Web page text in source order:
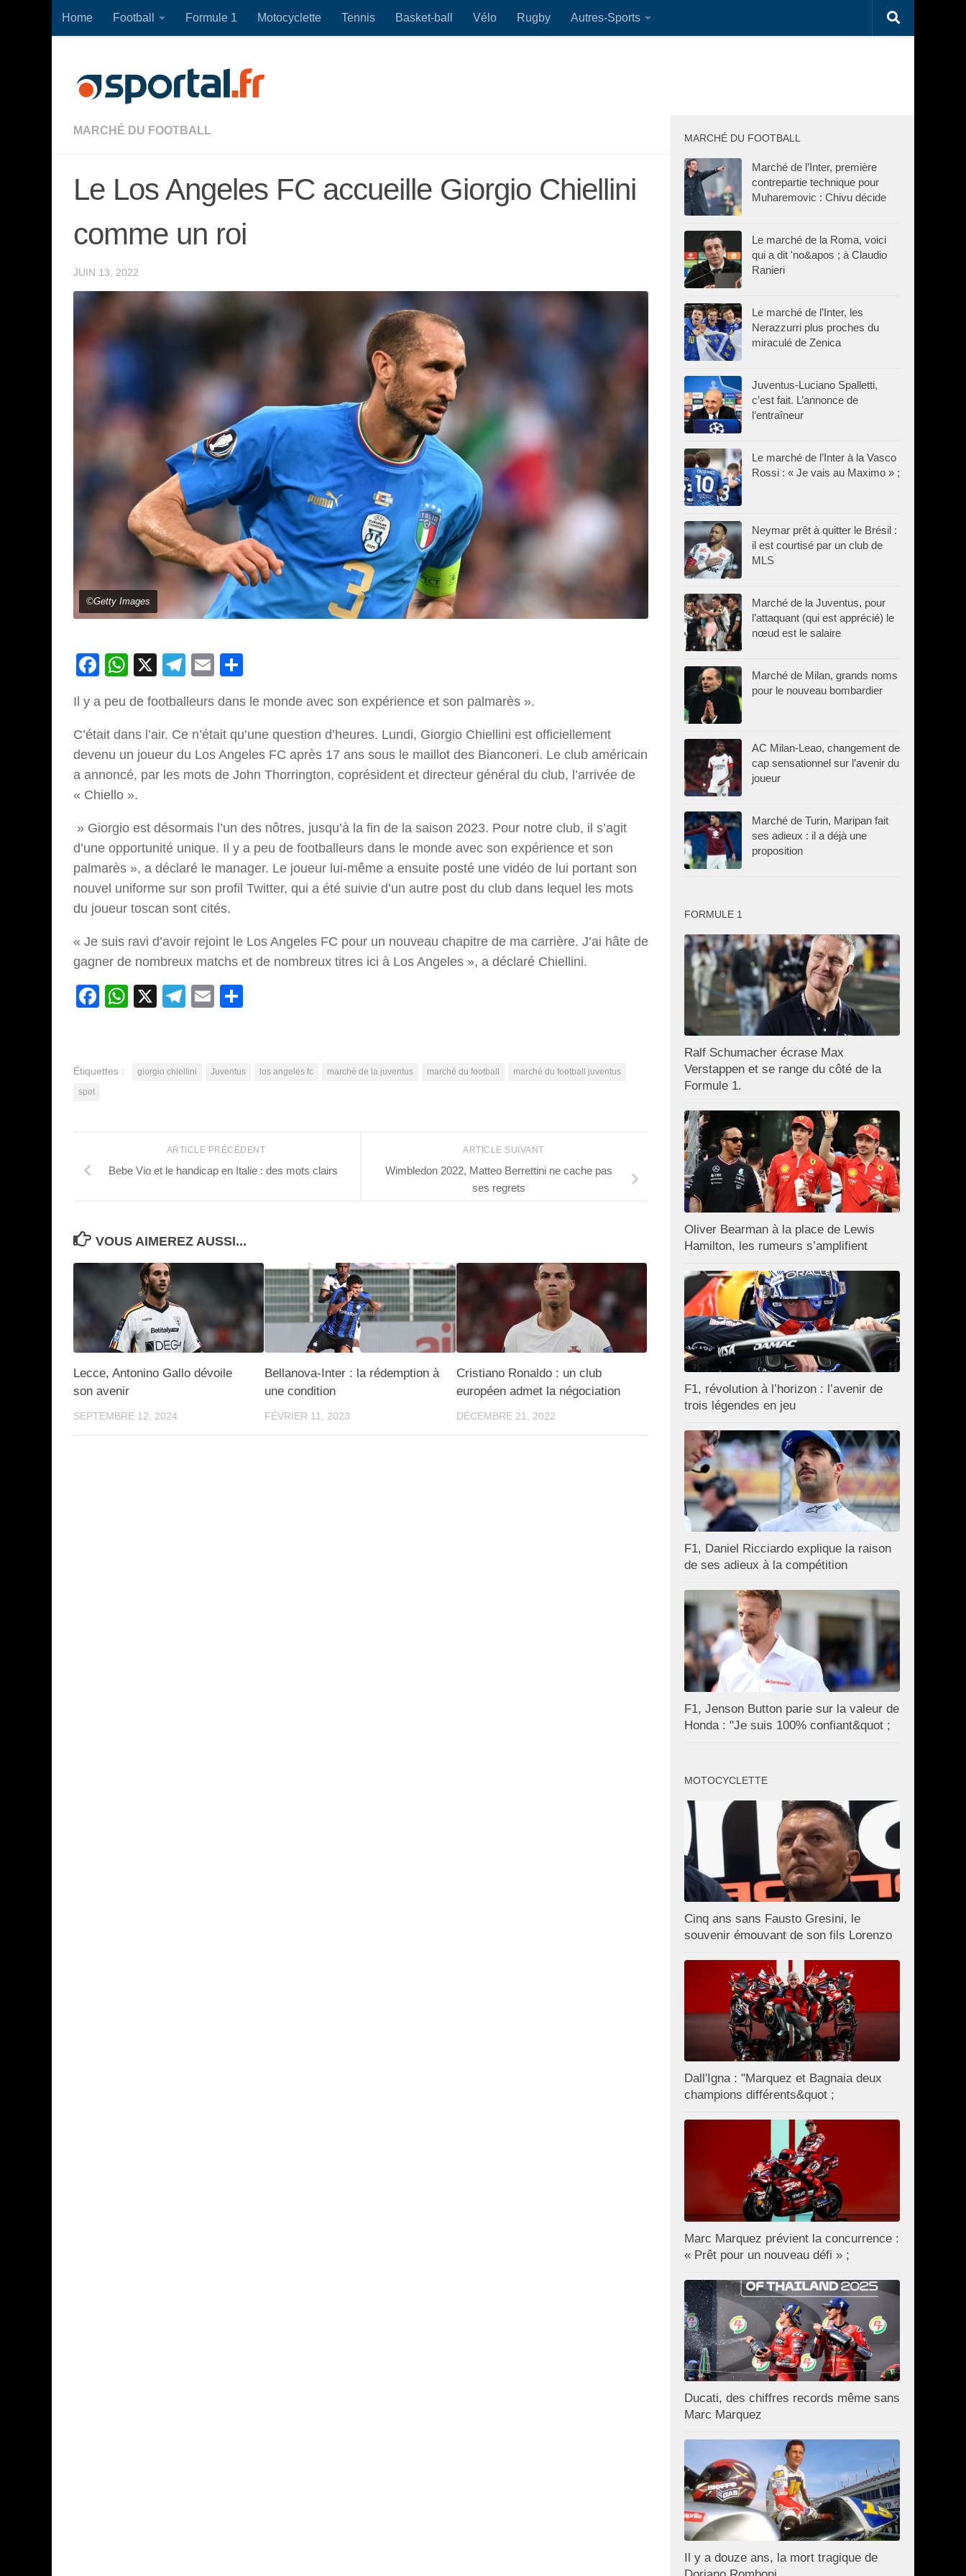
Skip to content
Home Football Formule 1 Motocyclette Tennis Basket-ball Vélo Rugby Autres-Sports
MARCHÉ DU FOOTBALL
Le Los Angeles FC accueille Giorgio Chiellini
comme un roi
JUIN 13, 2022
©Getty Images
Facebook
WhatsApp
X Telegram
Email
Il y a peu de footballeurs dans le monde avec son expérience et son palmarès ».
C’était dans l’air. Ce n’était qu’une question d’heures. Lundi, Giorgio Chiellini est officiellement
devenu un joueur du Los Angeles FC après 17 ans sous le maillot des Bianconeri. Le club américain
a annoncé, par les mots de John Thorrington, coprésident et directeur général du club, l’arrivée de
« Chiello ».
» Giorgio est désormais l’un des nôtres, jusqu’à la fin de la saison 2023. Pour notre club, il s’agit
d’une opportunité unique. Il y a peu de footballeurs dans le monde avec son expérience et son
palmarès », a déclaré le manager. Le joueur lui-même a ensuite posté une vidéo de lui portant son
nouvel uniforme sur son profil Twitter, qui a été suivie d’un autre post du club dans lequel les mots
du joueur toscan sont cités.
« Je suis ravi d’avoir rejoint le Los Angeles FC pour un nouveau chapitre de ma carrière. J’ai hâte de
gagner de nombreux matchs et de nombreux titres ici à Los Angeles », a déclaré Chiellini.
Facebook
WhatsApp
X Telegram
Email
Étiquettes : giorgio chiellini Juventus los angeles fc marché de la juventus marché du football
marché du football juventus
spot
ARTICLE SUIVANT
Wimbledon 2022, Matteo Berrettini ne cache pas
ses regrets
ARTICLE PRÉCÉDENT
Bebe Vio et le handicap en Italie : des mots clairs
VOUS AIMEREZ AUSSI...
Lecce, Antonino Gallo dévoile
son avenir
SEPTEMBRE 12, 2024
Bellanova-Inter : la rédemption à
une condition
FÉVRIER 11, 2023
Cristiano Ronaldo : un club
européen admet la négociation
DÉCEMBRE 21, 2022
MARCHÉ DU FOOTBALL
Marché de l’Inter, première
contrepartie technique pour
Muharemovic : Chivu décide
Le marché de la Roma, voici
qui a dit 'no&apos ; à Claudio
Ranieri
Le marché de l’Inter, les
Nerazzurri plus proches du
miraculé de Zenica
Juventus-Luciano Spalletti,
c’est fait. L’annonce de
l’entraîneur
Le marché de l’Inter à la Vasco
Rossi : « Je vais au Maximo » ;
Neymar prêt à quitter le Brésil :
il est courtisé par un club de
MLS
Marché de la Juventus, pour
l’attaquant (qui est apprécié) le
nœud est le salaire
Marché de Milan, grands noms
pour le nouveau bombardier
AC Milan-Leao, changement de
cap sensationnel sur l’avenir du
joueur
Marché de Turin, Maripan fait
ses adieux : il a déjà une
proposition
FORMULE 1
Ralf Schumacher écrase Max
Verstappen et se range du côté de la
Formule 1.
Oliver Bearman à la place de Lewis
Hamilton, les rumeurs s’amplifient
F1, révolution à l’horizon : l’avenir de
trois légendes en jeu
F1, Daniel Ricciardo explique la raison
de ses adieux à la compétition
F1, Jenson Button parie sur la valeur de
Honda : "Je suis 100% confiant&quot ;
MOTOCYCLETTE
Cinq ans sans Fausto Gresini, le
souvenir émouvant de son fils Lorenzo
Dall'Igna : "Marquez et Bagnaia deux
champions différents&quot ;
Marc Marquez prévient la concurrence :
« Prêt pour un nouveau défi » ;
Ducati, des chiffres records même sans
Marc Marquez
Il y a douze ans, la mort tragique de